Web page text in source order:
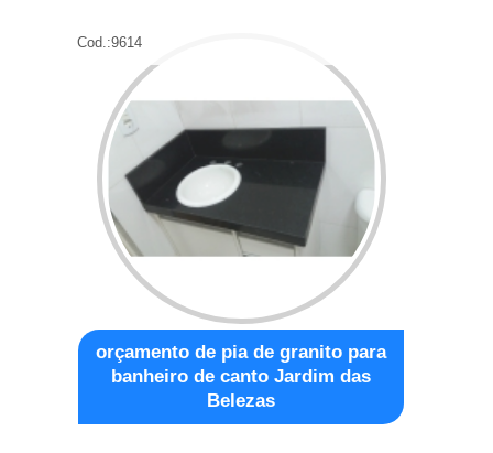
Cod.:9614
orçamento de pia de granito para
banheiro de canto Jardim das
Belezas